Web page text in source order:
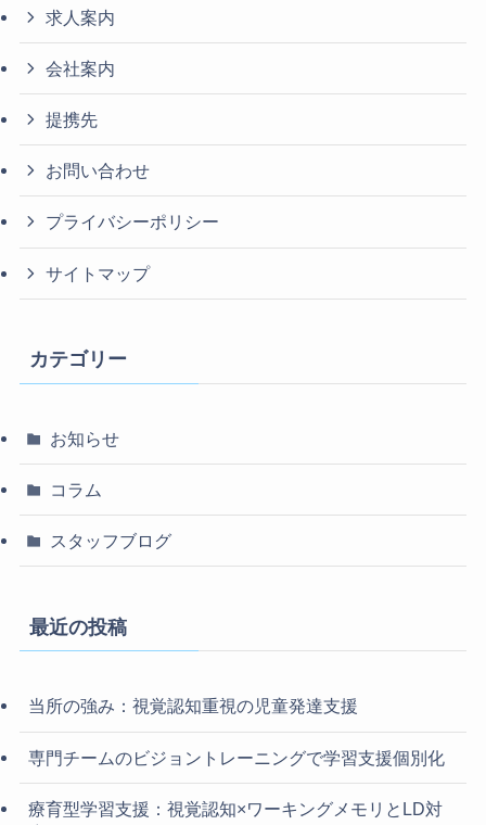
求人案内
会社案内
提携先
お問い合わせ
プライバシーポリシー
サイトマップ
カテゴリー
お知らせ
コラム
スタッフブログ
最近の投稿
当所の強み：視覚認知重視の児童発達支援
専門チームのビジョントレーニングで学習支援個別化
療育型学習支援：視覚認知×ワーキングメモリとLD対